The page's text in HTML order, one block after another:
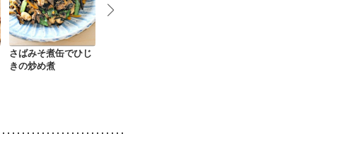
さばみそ煮缶でひじ
きの炒め煮